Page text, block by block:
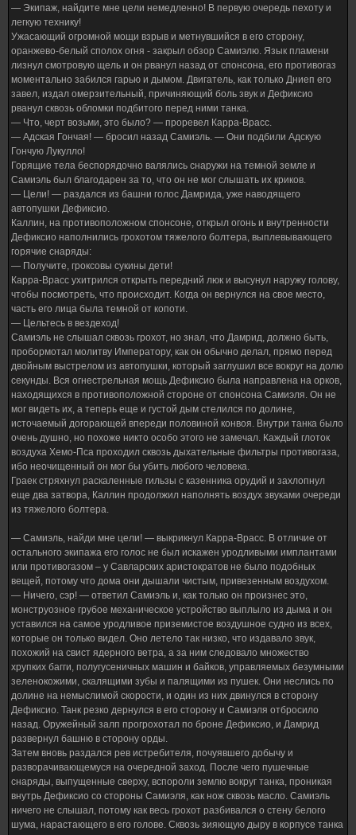
— Экипаж, найдите мне цели немедленно! В первую очередь пехоту и
легкую технику!
Ужасающий огромной мощи взрыв и метнувшийся в его сторону,
оранжево-белый сполох огня - закрыл обзор Самиэлю. Язык пламени
лизнул смотровую щель и он рванул назад от спонсона, его противогаз
моментально забился гарью и дымом. Двигатель, как только Дниеп его
завел, издал омерзительный, причиняющий боль звук и Дефиксио
рванул сквозь обломки подбитого перед ними танка.
— Что, черт возьми, это было? — проревел Карра-Врасс.
— Адская Гончая! — бросил назад Самиэль. — Они подбили Адскую
Гончую Лукулло!
Горящие тела беспорядочно валялись снаружи на темной земле и
Самиэль был благодарен за то, что он не мог слышать их криков.
— Цели! — раздался из башни голос Дамрида, уже наводящего
автопушки Дефиксио.
Каллин, на противоположном спонсоне, открыл огонь и внутренности
Дефиксио наполнились грохотом тяжелого болтера, выплевывающего
горячие снаряды:
— Получите, гроксовы сукины дети!
Карра-Врасс ухитрился открыть передний люк и высунул наружу голову,
чтобы посмотреть, что происходит. Когда он вернулся на свое место,
часть его лица была темной от копоти.
— Цельтесь в вездеход!
Самиэль не слышал сквозь грохот, но знал, что Дамрид, должно быть,
пробормотал молитву Императору, как он обычно делал, прямо перед
двойным выстрелом из автопушки, который заглушил все вокруг на долю
секунды. Вся огнестрельная мощь Дефиксио была направлена на орков,
находящихся в противоположной стороне от спонсона Самиэля. Он не
мог видеть их, а теперь еще и густой дым стелился по долине,
источаемый догорающей впереди половиной конвоя. Внутри танка было
очень душно, но похоже никто особо этого не замечал. Каждый глоток
воздуха Хемо-Пса проходил сквозь дыхательные фильтры противогаза,
ибо неочищенный он мог бы убить любого человека.
Граек стряхнул раскаленные гильзы с казенника орудий и захлопнул
еще два затвора, Каллин продолжил наполнять воздух звуками очереди
из тяжелого болтера.
— Самиэль, найди мне цели! — выкрикнул Карра-Врасс. В отличие от
остального экипажа его голос не был искажен уродливыми имплантами
или противогазом – у Савларских аристократов не было подобных
вещей, потому что дома они дышали чистым, привезенным воздухом.
— Ничего, сэр! — ответил Самиэль и, как только он произнес это,
монструозное грубое механическое устройство выплыло из дыма и он
уставился на самое уродливое приземистое воздушное судно из всех,
которые он только видел. Оно летело так низко, что издавало звук,
похожий на свист ядерного ветра, а за ним следовало множество
хрупких багги, полугусеничных машин и байков, управляемых безумными
зеленокожими, скалящими зубы и палящими из пушек. Они неслись по
долине на немыслимой скорости, и один из них двинулся в сторону
Дефиксио. Танк резко дернулся в его сторону и Самиэля отбросило
назад. Оружейный залп прогрохотал по броне Дефиксио, и Дамрид
развернул башню в сторону орды.
Затем вновь раздался рев истребителя, почуявшего добычу и
разворачивающемуся на очередной заход. После чего пушечные
снаряды, выпущенные сверху, вспороли землю вокруг танка, проникая
внутрь Дефиксио со стороны Самиэля, как нож сквозь масло. Самиэль
ничего не слышал, потому как весь грохот разбивался о стену белого
шума, нарастающего в его голове. Сквозь зияющую дыру в корпусе танка